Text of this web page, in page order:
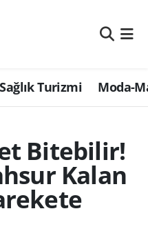
Sağlık Turizmi Moda-
Bitebilir!
Kalan
Durumu ve Fikstür